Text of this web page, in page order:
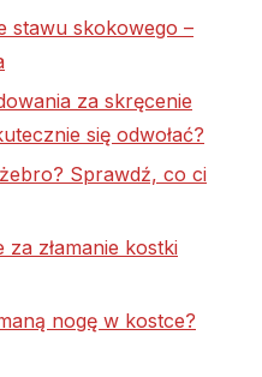
stawu skokowego –
za skręcenie
się odwołać?
Sprawdź, co ci
złamanie kostki
nogę w kostce?